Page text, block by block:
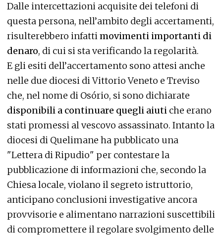
Dalle intercettazioni acquisite dei telefoni di
questa persona, nell’ambito degli accertamenti,
risulterebbero infattimovimenti importanti di
denaro, di cui si sta verificando la regolarità.
E gli esiti dell’accertamento sono attesi anche
nelle due diocesi di Vittorio Veneto e Treviso
che, nel nome di Osório, si sono dichiarate
disponibili a continuare quegli aiuti che erano
stati promessi al vescovo assassinato. Intanto la
diocesi di Quelimane ha pubblicato una
"Lettera di Ripudio" per contestare la
pubblicazione di informazioni che, secondo la
Chiesa locale, violano il segreto istruttorio,
anticipano conclusioni investigative ancora
provvisorie e alimentano narrazioni suscettibili
di compromettere il regolare svolgimento delle